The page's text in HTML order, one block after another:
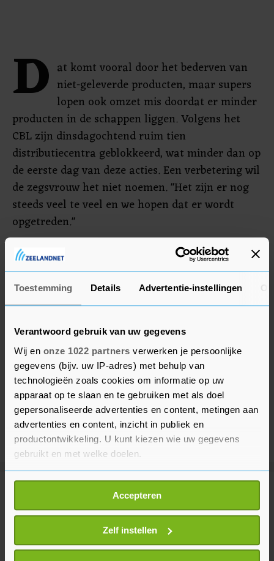
Toestemming Details Advertentie-instellingen
Verantwoord gebruik van uw gegevens
Wij en onze 1022 partners verwerken je persoonlijke
gegevens (bijv. uw IP-adres) met behulp van
technologieën zoals cookies om informatie op uw
apparaat op te slaan en te gebruiken met als doel
gepersonaliseerde advertenties en content, metingen aan
advertenties en content, inzicht in publiek en
productontwikkeling. U kunt kiezen wie uw gegevens
gebruikt en met welke doelen.
Als u het toestaat, willen we ook graag:
Informatie verzamelen over uw geografische
locatie, die tot een paar meter nauwkeurig kan zijn
Uw apparaat identificeren door het actief te
scannen op specifieke eigenschappen (fingerprinting)
Accepteren
Zelf instellen
D at komt vooral door het bederven van
niet-geleverde producten, maar supers
lopen ook omzet mis doordat er minder
producten in de schappen liggen. Volgens het
CBL zijn dinsdagochtend ruim tien
distributiecentra geblokkeerd, wat minder dan op
de eerste dag van deze acties. Een verbetering wil
de zegsvrouw het niet noemen. "Het zijn er nog
steeds veel te veel en we hopen dat er wordt
opgetreden."
Meer uit Binnenland
Nederlandse Marine helpt bij
doorzoeking gevangenis Sint